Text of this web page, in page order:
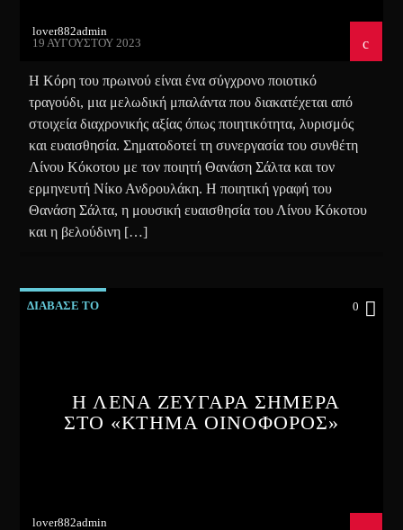
lover882admin
19 ΑΥΓΟΎΣΤΟΥ 2023
Η Κόρη του πρωινού είναι ένα σύγχρονο ποιοτικό
τραγούδι, μια μελωδική μπαλάντα που διακατέχεται από
στοιχεία διαχρονικής αξίας όπως ποιητικότητα, λυρισμός
και ευαισθησία. Σηματοδοτεί τη συνεργασία του συνθέτη
Λίνου Κόκοτου με τον ποιητή Θανάση Σάλτα και τον
ερμηνευτή Νίκο Ανδρουλάκη. Η ποιητική γραφή του
Θανάση Σάλτα, η μουσική ευαισθησία του Λίνου Κόκοτου
και η βελούδινη […]
ΔΙΑΒΑΣΕ ΤΟ 0
Η ΛΕΝΑ ΖΕΥΓΑΡΑ ΣΗΜΕΡΑ
ΣΤΟ «ΚΤΗΜΑ ΟΙΝΟΦΟΡΟΣ»
lover882admin